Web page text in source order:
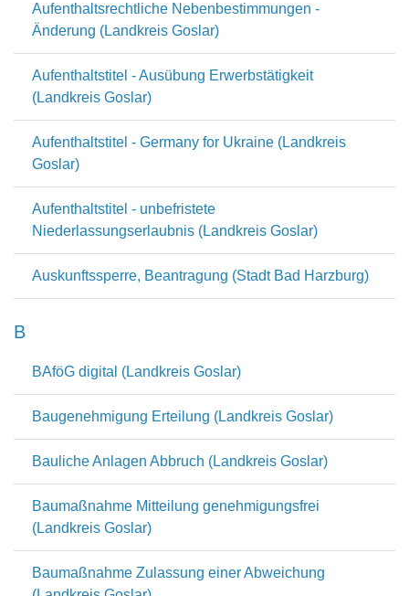
Aufenthaltsrechtliche Nebenbestimmungen -
Änderung (Landkreis Goslar)
Aufenthaltstitel - Ausübung Erwerbstätigkeit
(Landkreis Goslar)
Aufenthaltstitel - Germany for Ukraine (Landkreis
Goslar)
Aufenthaltstitel - unbefristete
Niederlassungserlaubnis (Landkreis Goslar)
Auskunftssperre, Beantragung (Stadt Bad Harzburg)
B
BAföG digital (Landkreis Goslar)
Baugenehmigung Erteilung (Landkreis Goslar)
Bauliche Anlagen Abbruch (Landkreis Goslar)
Baumaßnahme Mitteilung genehmigungsfrei
(Landkreis Goslar)
Baumaßnahme Zulassung einer Abweichung